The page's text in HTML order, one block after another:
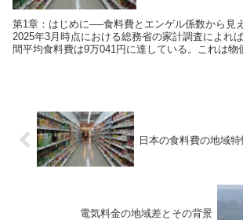
第1章：はじめに──食料費とエンゲル係数から見
2025年3月時点における総務省の家計調査によれ
間平均食料費は9万041円に達している。これは物
日本の食料費の地域
電気料金の地域差とその背景